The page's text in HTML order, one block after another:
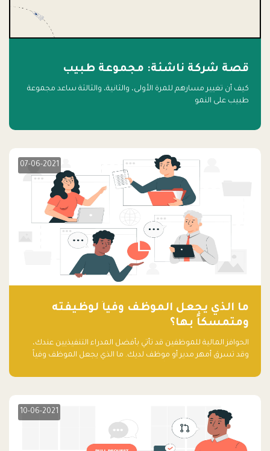
قصة شركة ناشئة: مجموعة طبيب
كيف أن تغيير مسارهم للمرة الأولى، والثانية، والثالثة ساعد مجموعة
طبيب على النمو
07-06-2021
ما الذي يجعل الموظف وفياً لوظيفته
ومتمسكاً بها؟
الحوافز المالية للموظفين قد تأتي بأفضل المدراء التنفيذيين عندك،
وقد تسرق أمهر مدير أو موظف لديك. ما الذي يجعل الموظف وفياً
10-06-2021